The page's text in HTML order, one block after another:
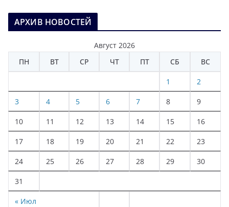
АРХИВ НОВОСТЕЙ
Август 2026
ПН
ВТ СР ЧТ ПТ СБ ВС
« Июл
1 2
3 4 5 6 7 8 9
10 11 12 13 14 15 16
17 18 19 20 21 22 23
24 25 26 27 28 29 30
31